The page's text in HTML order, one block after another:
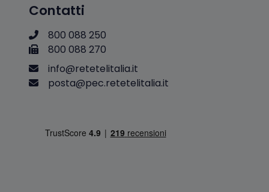
Contatti
800 088 250
800 088 270
info@retetelitalia.it
posta@pec.retetelitalia.it